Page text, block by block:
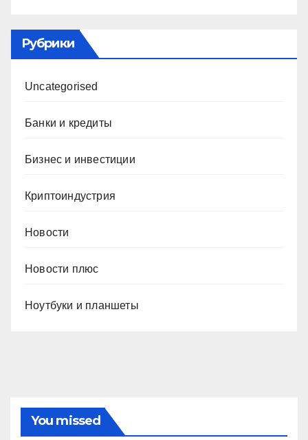
Рубрики
Uncategorised
Банки и кредиты
Бизнес и инвестиции
Криптоиндустрия
Новости
Новости плюс
Ноутбуки и планшеты
You missed